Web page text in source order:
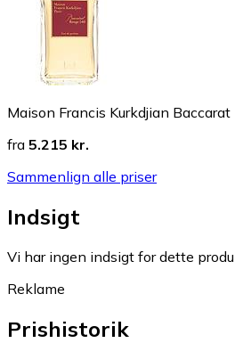
Maison Francis Kurkdjian
fra 5.215 kr.
Sammenlign alle priser
Indsigt
Vi har ingen indsigt for dette
Reklame
Prishistorik